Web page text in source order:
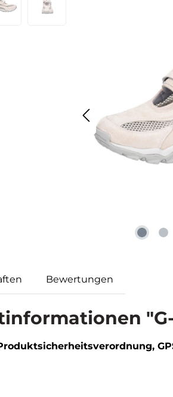
Bewertungen